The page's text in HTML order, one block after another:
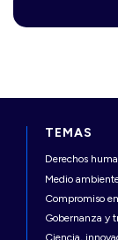
TEMAS
Derechos
Medio
Compromiso
Gobernanza y
Ciencia,